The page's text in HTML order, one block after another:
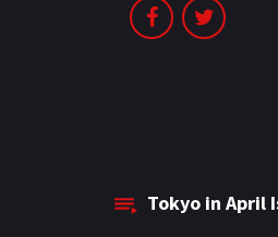
Tokyo in April